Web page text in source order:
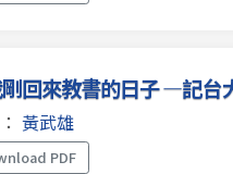
回來教書的日子 —記台
黃武雄
PDF